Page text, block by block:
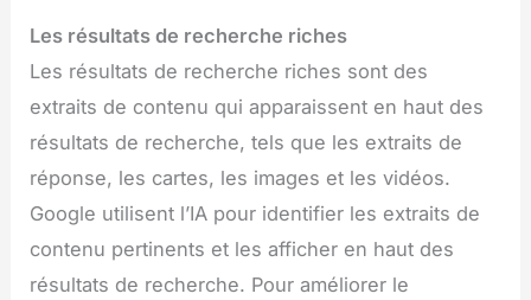
Les résultats de recherche riches
Les résultats de recherche riches sont des
extraits de contenu qui apparaissent en haut des
résultats de recherche, tels que les extraits de
réponse, les cartes, les images et les vidéos.
Google utilisent l’IA pour identifier les extraits de
contenu pertinents et les afficher en haut des
résultats de recherche. Pour améliorer le